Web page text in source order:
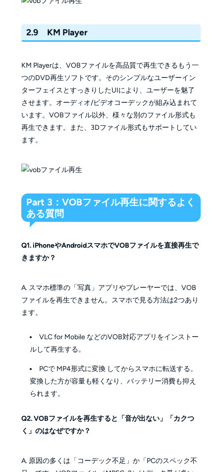
2.9 KM Player
KM Playerは、VOBファイルを高品質で再生できるもう一
つのDVD再生ソフトです。そのシンプルなユーザーイン
ターフェイスとすっきりしたUIにより、ユーザーを魅了
させます。オーディオ/ビデオコーデックが組み込まれて
います。VOBファイル以外、様々な別のファイル形式も
再生できます。また、3Dファイル形式もサポートしてい
ます。
Part 3：VOBファイル再生に関するよく
ある質問
Q1. iPhoneやAndroidスマホでVOBファイルを直接再生で
きますか？
A. スマホ標準の「写真」アプリやプレーヤーでは、VOB
ファイルを再生できません。スマホで見る方法は2つあり
ます。
VLC for Mobile などのVOB対応アプリをインストー
ルして再生する。
PCで MP4形式に変換 してからスマホに転送する。
変換した方が容量も軽くなり、バッテリー消費も抑え
られます。
Q2. VOBファイルを再生すると「音が出ない」「カクつ
く」のはなぜですか？
A. 原因の多くは「コーデック不足」か「PCのスペック不